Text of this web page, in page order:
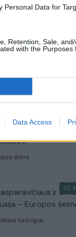
Personal Data for
Retention, Sale,
with the Purposes
Data Access
apgynė
naujiems mokslo
tarnybos primena:
diena
ir Ž
– Europos
tiesiogiai